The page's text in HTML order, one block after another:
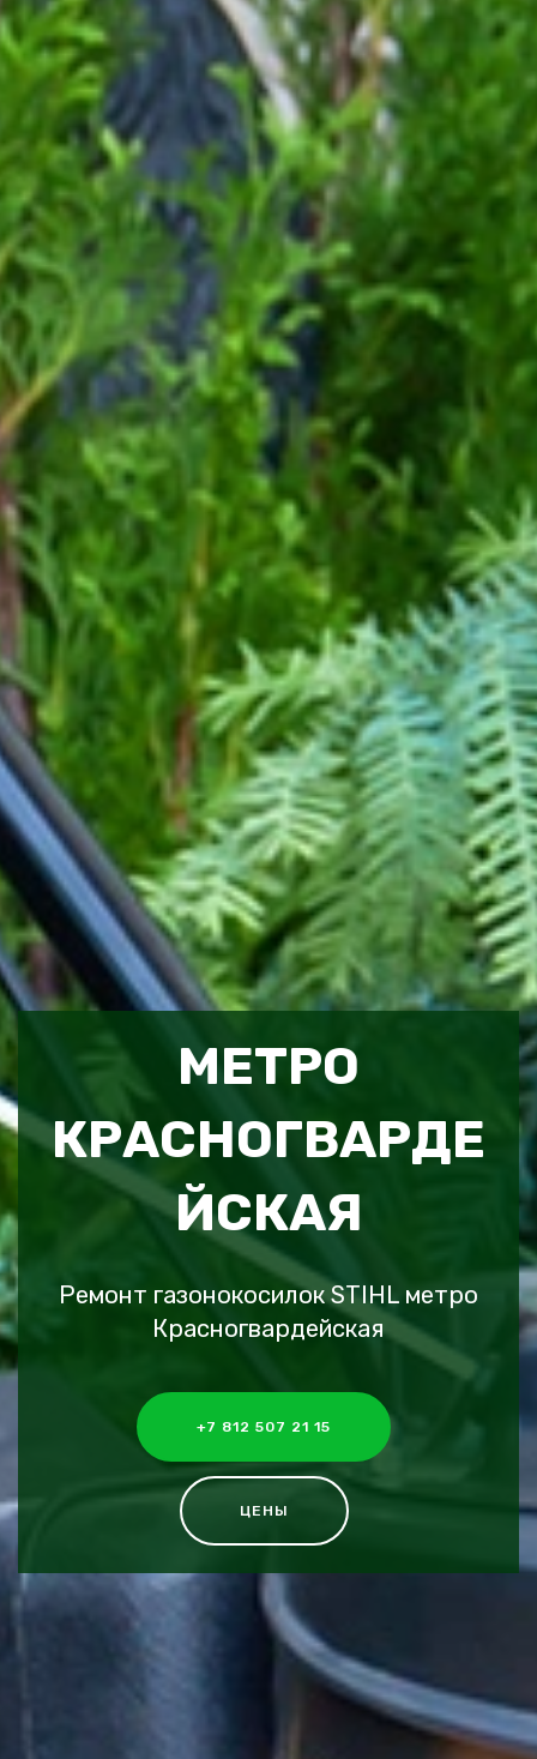
МЕТРО
КРАСНОГВАРДЕ
ЙСКАЯ
Ремонт газонокосилок STIHL метро
Красногвардейская
+7 812 507 21 15
ЦЕНЫ